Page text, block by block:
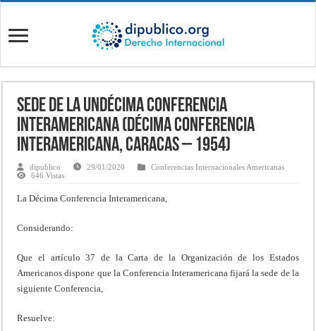
Sede de la Undécima Conferencia
Interamericana (Décima Conferencia
Interamericana, Caracas – 1954)
dipublico 29/01/2020
Conferencias Internacionales Americanas
646 Vistas
La Décima Conferencia Interamericana,
Considerando:
Que el artículo 37 de la Carta de la Organización de los Estados
Americanos dispone que la Conferencia Interamericana fijará la sede de la
siguiente Conferencia,
Resuelve: